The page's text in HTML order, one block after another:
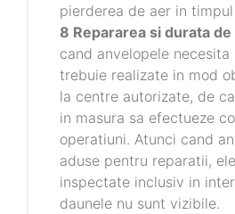
pierderea de aer in
8 Repararea si durata de
cand anvelopele
trebuie realizate in mod
la centre autorizate, de
in masura sa efectueze
operatiuni. Atunci cand
aduse pentru reparatii,
inspectate inclusiv in
daunele nu sunt vizibile.